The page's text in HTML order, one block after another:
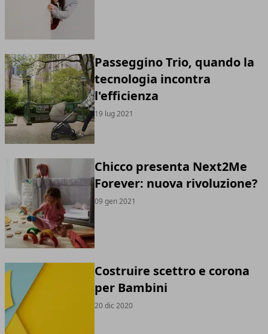
Passeggino Trio, quando la
tecnologia incontra
l'efficienza
19 lug 2021
Chicco presenta Next2Me
Forever: nuova rivoluzione?
09 gen 2021
Costruire scettro e corona
per Bambini
20 dic 2020